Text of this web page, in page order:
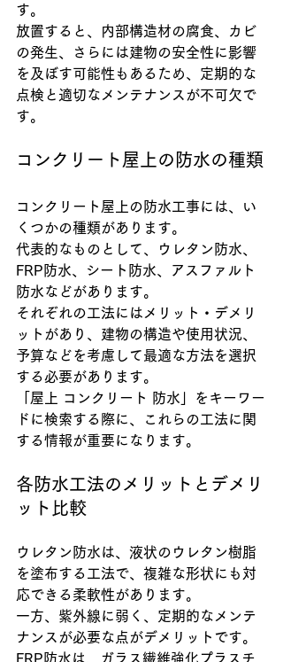
す。
放置すると、内部構造材の腐食、カビ
の発生、さらには建物の安全性に影響
を及ぼす可能性もあるため、定期的な
点検と適切なメンテナンスが不可欠で
す。
コンクリート屋上の防水の種類
コンクリート屋上の防水工事には、い
くつかの種類があります。
代表的なものとして、ウレタン防水、
FRP防水、シート防水、アスファルト
防水などがあります。
それぞれの工法にはメリット・デメリ
ットがあり、建物の構造や使用状況、
予算などを考慮して最適な方法を選択
する必要があります。
「屋上 コンクリート 防水」をキーワー
ドに検索する際に、これらの工法に関
する情報が重要になります。
各防水工法のメリットとデメリ
ット比較
ウレタン防水は、液状のウレタン樹脂
を塗布する工法で、複雑な形状にも対
応できる柔軟性があります。
一方、紫外線に弱く、定期的なメンテ
ナンスが必要な点がデメリットです。
FRP防水は、ガラス繊維強化プラスチ